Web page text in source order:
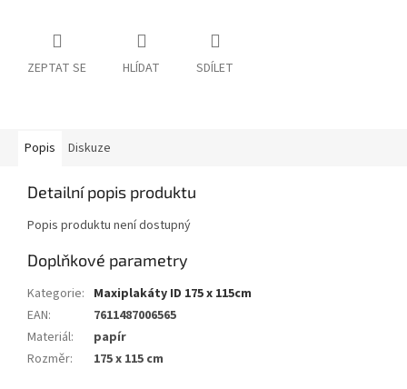
ZEPTAT SE HLÍDAT SDÍLET
Popis Diskuze
Detailní popis produktu
Popis produktu není dostupný
Doplňkové parametry
Kategorie: Maxiplakáty ID 175 x 115cm
EAN:
7611487006565
Materiál:
papír
Rozměr: 175 x 115 cm